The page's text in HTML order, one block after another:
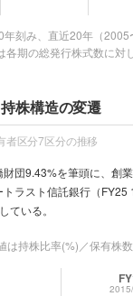
刻み、直近20年（
期の総発行株式数に対
株構造の変遷
者区分7区分の推移
団9.43%を筆頭に、創
ラスト信託銀行（
ている。
は持株比率(%)／保有株